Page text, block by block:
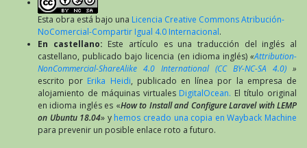
Esta obra está bajo una Licencia Creative Commons Atribución-
NoComercial-Compartir Igual 4.0 Internacional.
En castellano: Este artículo es una traducción del inglés al
castellano, publicado bajo licencia (en idioma inglés) «Attribution-
NonCommercial-ShareAlike 4.0 International (CC BY-NC-SA 4.0) »
escrito por Erika Heidi, publicado en línea por la empresa de
alojamiento de máquinas virtuales DigitalOcean. El título original
en idioma inglés es «How to Install and Configure Laravel with LEMP
on Ubuntu 18.04» y hemos creado una copia en Wayback Machine
para prevenir un posible enlace roto a futuro.